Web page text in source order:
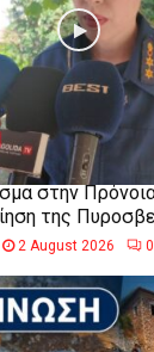
στην
της
2 August 2026 0